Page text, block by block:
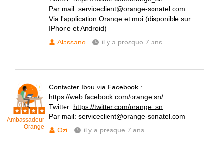
Par mail: serviceclient@orange-sonatel.com
Via l'application Orange et moi (disponible sur
IPhone et Android)
Alassane
il y a presque 7 ans
Ambassadeur
Orange
Contacter Ibou via Facebook :
https://web.facebook.com/orange.sn/
Twitter: https://twitter.com/orange_sn
Par mail: serviceclient@orange-sonatel.com
Ozi
il y a presque 7 ans